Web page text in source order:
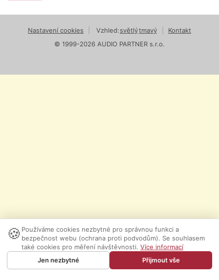
Nastavení cookies Vzhled:světlýtmavý
Kontakt
© 1999-2026 AUDIO PARTNER s.r.o.
🍪 Používáme cookies nezbytné pro správnou funkci a
bezpečnost webu (ochrana proti podvodům). Se souhlasem
také cookies pro měření návštěvnosti. Více informací
Jen nezbytné
Přijmout vše